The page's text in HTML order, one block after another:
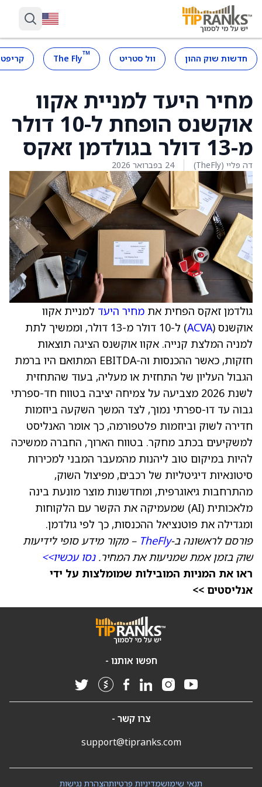
חדשות שוק ההון וול סטריט ™
The Fly
מחיר היעד למניית אקוו
אוקשנס הופחת ל-10 דולר
מ-13 דולר בגולדמן זאקס
דה פליי (TheFly) 24 בפברואר 2026
גולדמן זאקס הפחית את מחיר היעד למניית אקוו
אוקשנס (ACVA
) ל-10 דולר מ-13 דולר, וממשיך לתת
למניה המלצת קנייה. אקוו אוקשנס הציגה תוצאות
חזקות, כאשר ההכנסות וה-EBITDA המתואם היו ברמת
הגבול העליון של התחזית או מעליה, בעוד שהתחזית
לשנת 2026 מצביעה על צמיחה יציבה בטווח חד-ספרתי
גבוה עד דו-ספרתי נמוך, לצד המשך השקעה ביוזמות
חדירה לשוק וביוזמות פלטפורמה, כך אומר האנליסט
למשקיעים בכתב מחקר. בטווח הארוך, החברה ממשיכה
להיות במיקום טוב ליהנות מהמעבר המבני למכירות
סיטונאיות דיגיטליות של רכבים, מפיצול השוק,
מהתרחבות גיאוגרפית, ומחדשנות מוצר מונעת בינה
מלאכותית (AI) שמעמיקה את הקשר עם הלקוחות
ומגדילה את פוטנציאל ההכנסות, כך לפי גולדמן.
פורסם לראשונה ב-TheFly – מקור מידע סופי לידיעות
שוק בזמן אמת שמניעות את המחיר.נסו עכשיו>>
ראו את המניות המובילות שמומלצות על ידי
אנליסטים >>
חפשו אותנו -
צרו קשר -
support@tipranks.com
הצהרת נגישותמדיניות פרטיותתנאי שימוש